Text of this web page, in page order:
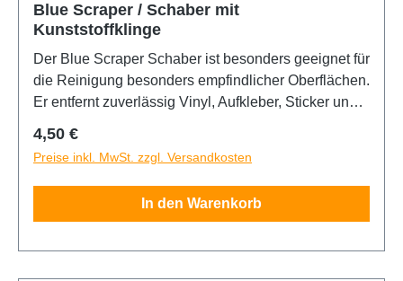
Blue Scraper / Schaber mit
Kunststoffklinge
Der Blue Scraper Schaber ist besonders geeignet für
die Reinigung besonders empfindlicher Oberflächen.
Er entfernt zuverlässig Vinyl, Aufkleber, Sticker und
ergonomischen Form. Klinge problemlos
austauschbar. Hierzu Klinge einfach leicht anheben
und herausziehen. Ersatzklingen Kunststoff und
Edelstahl sind bei uns erhältlich.
Regulärer Preis:
4,50 €
Preise inkl. MwSt. zzgl. Versandkosten
In den Warenkorb